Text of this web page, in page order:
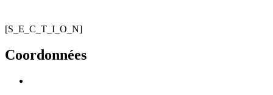
[S_E_C_T_I_O_N]
Coordonnées